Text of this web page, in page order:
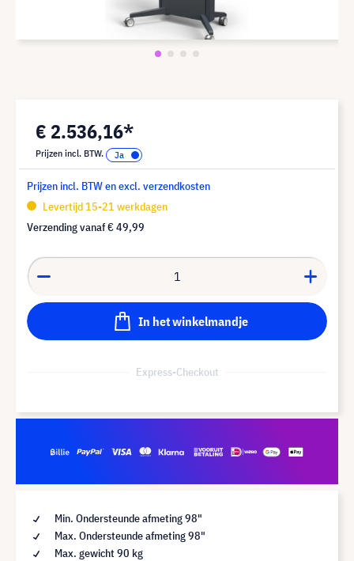
€ 2.536,16*
Prijzen incl. BTW.
Prijzen incl. BTW en excl. verzendkosten
Levertijd 15-21 werkdagen
Verzending vanaf€ 49,99
In het winkelmandje
Express-Checkout
Min. Ondersteunde afmeting 98"
Max. Ondersteunde afmeting 98"
Max. gewicht 90 kg